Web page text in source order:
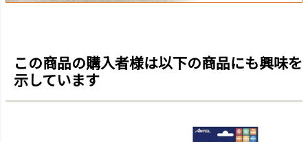
この商品の購入者様は以下の商品にも興味を
示しています